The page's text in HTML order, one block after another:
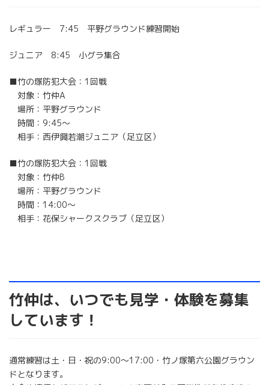
レギュラー 7:45 平野グラウンド練習開始
ジュニア 8:45 小グラ集合
■竹の塚防犯大会：1回戦
対象：竹仲A
場所：平野グラウンド
時間：9:45～
相手：西伊興若潮ジュニア（足立区）
■竹の塚防犯大会：1回戦
対象：竹仲B
場所：平野グラウンド
時間：14:00～
相手：花保シャークスクラブ（足立区）
竹仲は、いつでも見学・体験を募集
しています！
通常練習は土・日・祝の9:00～17:00・竹ノ塚第六公園グラウン
ドとなります。